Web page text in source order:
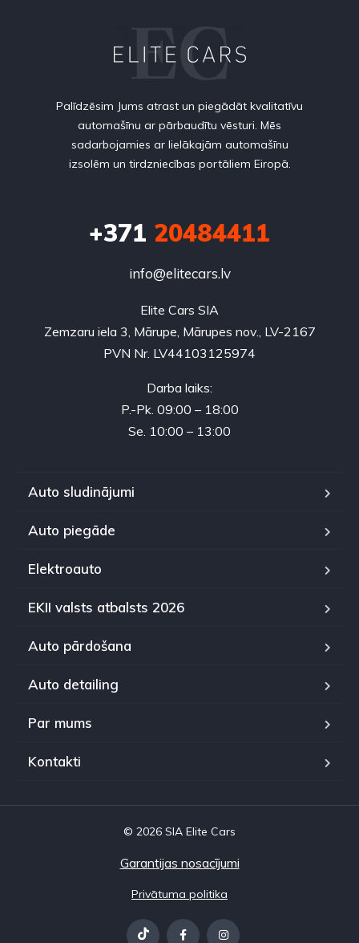
Palīdzēsim Jums atrast un piegādāt kvalitatīvu
automašīnu ar pārbaudītu vēsturi. Mēs
sadarbojamies ar lielākajām automašīnu
izsolēm un tirdzniecības portāliem Eiropā.
+371 20484411
info@elitecars.lv
Elite Cars SIA
Zemzaru iela 3, Mārupe, Mārupes nov., LV-2167
PVN Nr. LV44103125974
Darba laiks:
P.-Pk. 09:00 – 18:00
Se. 10:00 – 13:00
Auto sludinājumi
Auto piegāde
Elektroauto
EKII valsts atbalsts 2026
Auto pārdošana
Auto detailing
Par mums
Kontakti
© 2026 SIA Elite Cars
Garantijas nosacījumi
Privātuma politika